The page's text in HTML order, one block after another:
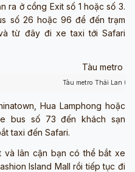
ra ở cổng Exit số 1 hoặc số 3.
số 26 hoặc 96 để đến trạm
từ đây đi xe taxi tới Safari
Tàu metro Thái Lan
Hua Lamphong hoặc
bus số 73 đến khách sạn
taxi đến Safari.
và lân cận bạn có thể bắt xe
Island Mall rồi tiếp tục đi